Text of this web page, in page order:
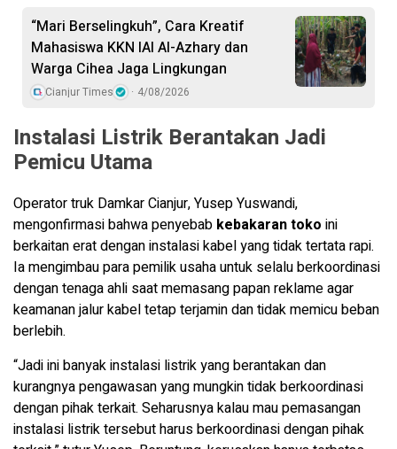
“Mari Berselingkuh”, Cara Kreatif
Mahasiswa KKN IAI Al-Azhary dan
Warga Cihea Jaga Lingkungan
Cianjur Times 4/08/2026
Instalasi Listrik Berantakan Jadi
Pemicu Utama
Operator truk Damkar Cianjur, Yusep Yuswandi,
mengonfirmasi bahwa penyebab kebakaran toko ini
berkaitan erat dengan instalasi kabel yang tidak tertata rapi.
Ia mengimbau para pemilik usaha untuk selalu berkoordinasi
dengan tenaga ahli saat memasang papan reklame agar
keamanan jalur kabel tetap terjamin dan tidak memicu beban
berlebih.
“Jadi ini banyak instalasi listrik yang berantakan dan
kurangnya pengawasan yang mungkin tidak berkoordinasi
dengan pihak terkait. Seharusnya kalau mau pemasangan
instalasi listrik tersebut harus berkoordinasi dengan pihak